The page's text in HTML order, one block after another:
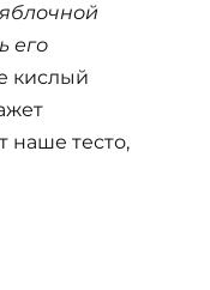
его
кислый
наше тесто,